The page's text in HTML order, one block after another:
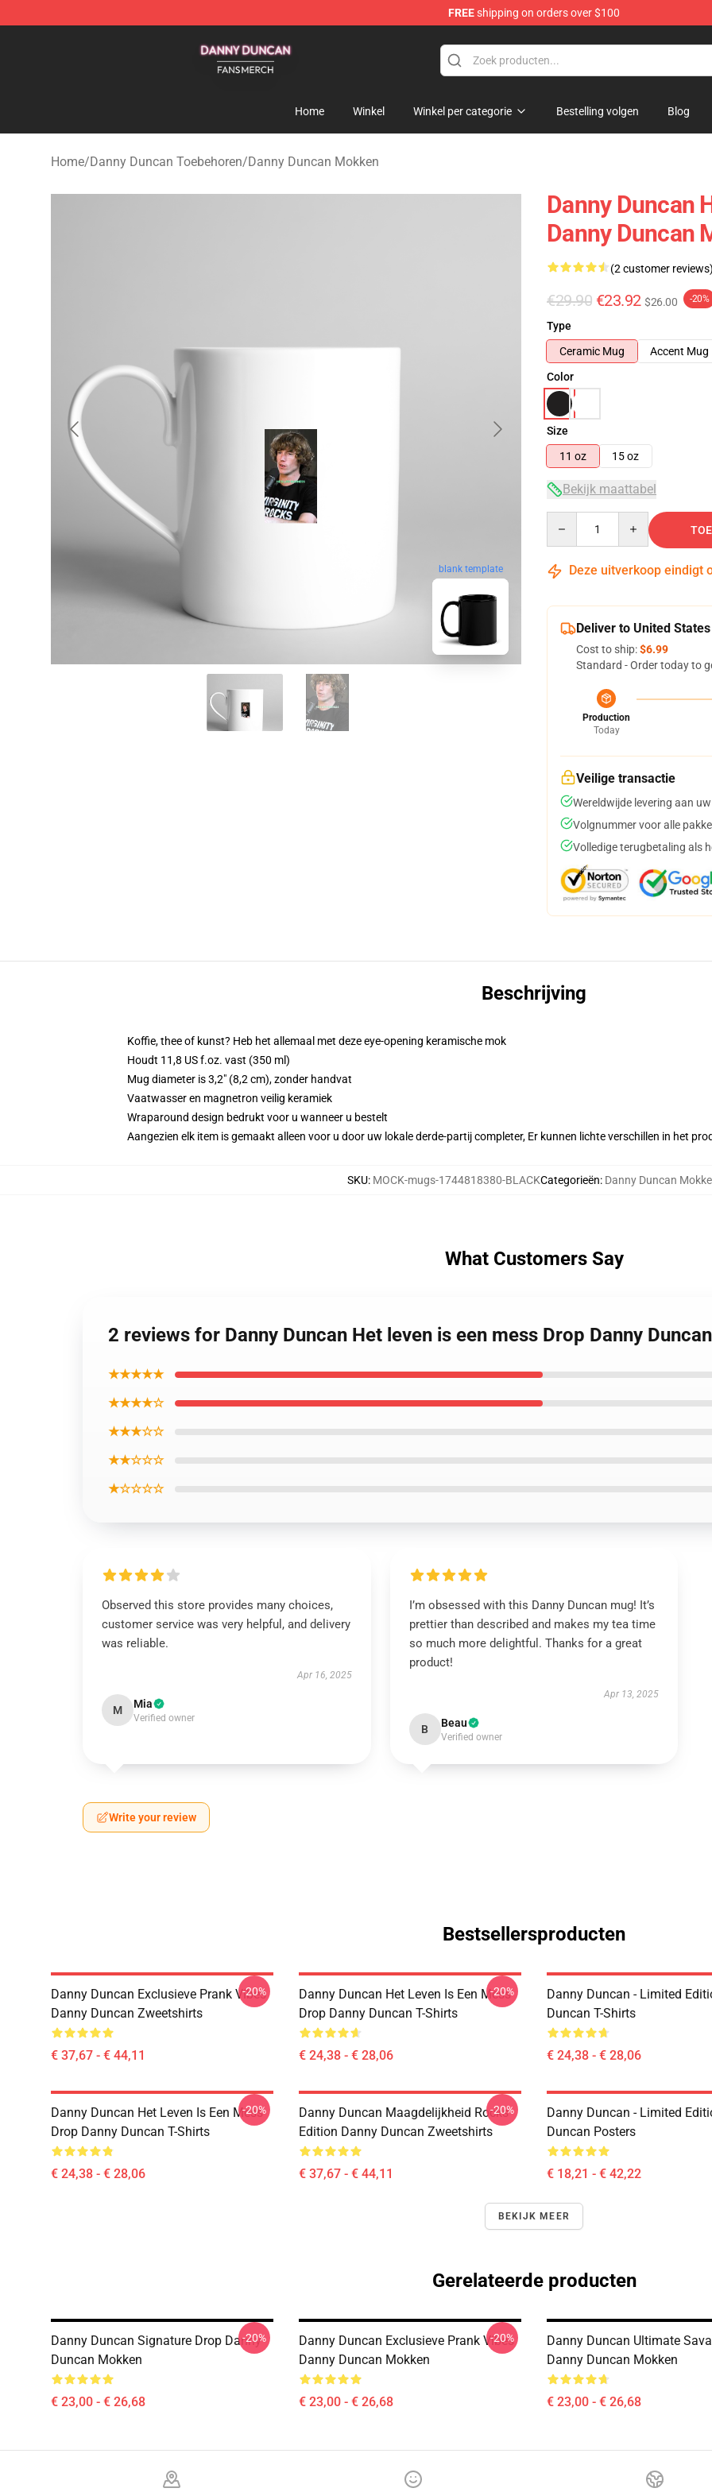
FREEshipping on orders over $100
Home Winkel Winkel per categorie Bestelling volgen Blog
Home/Danny Duncan Toebehoren/Danny Duncan Mokken
blank template
Danny Duncan
Danny Duncan
(2 customer reviews)
€29.90 €23.92 $26.00 -20%
Type
Ceramic Mug
Accent Mug
Color
Size
11 oz
15 oz
Bekijk maattabel
Deze uitverkoop eindigt
Deliver to United States
Cost to ship:$6.99
Standard - Order today to
Production
Today
Veilige transactie
Wereldwijde levering aan
Volgnummer voor alle
Volledige terugbetaling als
Beschrijving
Koffie, thee of kunst? Heb het allemaal met deze eye-opening keramische mok
Houdt 11,8 US f.oz. vast (350 ml)
Mug diameter is 3,2" (8,2 cm), zonder handvat
Vaatwasser en magnetron veilig keramiek
Wraparound design bedrukt voor u wanneer u bestelt
Aangezien elk item is gemaakt alleen voor u door uw lokale derde-partij completer, Er kunnen lichte verschillen in het
SKU: MOCK-mugs-1744818380-BLACKCategorieën: Danny Duncan
What Customers Say
2 reviews for Danny Duncan Het leven is een mess Drop Danny
★★★★★
★★★★☆
★★★☆☆
★★☆☆☆
★☆☆☆☆
Observed this store provides many choices,
customer service was very helpful, and delivery
was reliable.
Apr 16, 2025
M Mia
Verified owner
I’m obsessed with this Danny Duncan mug! It’s
prettier than described and makes my tea time
so much more delightful. Thanks for a great
product!
Apr 13, 2025
B Beau
Verified owner
Write your review
Bestsellersproducten
Danny Duncan Exclusieve Prank Vibes
Danny Duncan Zweetshirts
€ 37,67 - € 44,11
-20%
Danny Duncan Het Leven Is Een Mess
Drop Danny Duncan T-Shirts
€ 24,38 - € 28,06
-20%
Danny Duncan - Limited
Duncan T-Shirts
€ 24,38 - € 28,06
Danny Duncan Het Leven Is Een Mess
Drop Danny Duncan T-Shirts
€ 24,38 - € 28,06
-20%
Danny Duncan Maagdelijkheid Rocks
Edition Danny Duncan Zweetshirts
€ 37,67 - € 44,11
-20%
Danny Duncan - Limited
Duncan Posters
€ 18,21 - € 42,22
BEKIJK MEER
Gerelateerde producten
Danny Duncan Signature Drop Danny
Duncan Mokken
€ 23,00 - € 26,68
-20%
Danny Duncan Exclusieve Prank Vibes
Danny Duncan Mokken
€ 23,00 - € 26,68
-20%
Danny Duncan Ultimate
Danny Duncan Mokken
€ 23,00 - € 26,68